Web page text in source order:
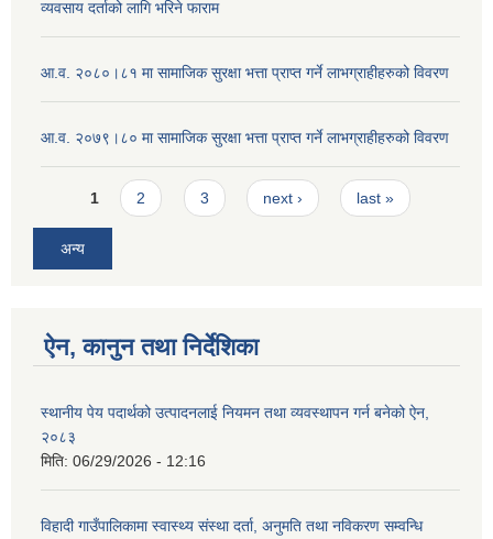
व्यवसाय दर्ताको लागि भरिने फाराम
आ.व. २०८०।८१ मा सामाजिक सुरक्षा भत्ता प्राप्त गर्ने लाभग्राहीहरुको विवरण
आ.व. २०७९।८० मा सामाजिक सुरक्षा भत्ता प्राप्त गर्ने लाभग्राहीहरुको विवरण
Pages
1 2 3 next › last »
अन्य
ऐन, कानुन तथा निर्देशिका
स्थानीय पेय पदार्थको उत्पादनलाई नियमन तथा व्यवस्थापन गर्न बनेको ऐन,
२०८३
मिति: 06/29/2026 - 12:16
विहादी गाउँपालिकामा स्वास्थ्य संस्था दर्ता, अनुमति तथा नविकरण सम्वन्धि